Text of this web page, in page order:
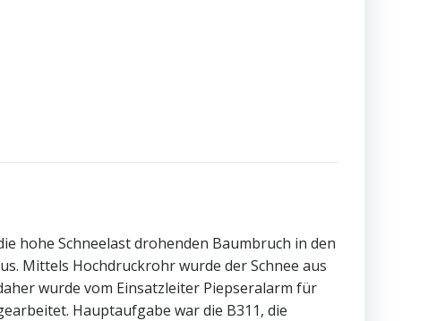
hohe Schneelast drohenden Baumbruch in den
Mittels Hochdruckrohr wurde der Schnee aus
wurde vom Einsatzleiter Piepseralarm für
Hauptaufgabe war die B311, die